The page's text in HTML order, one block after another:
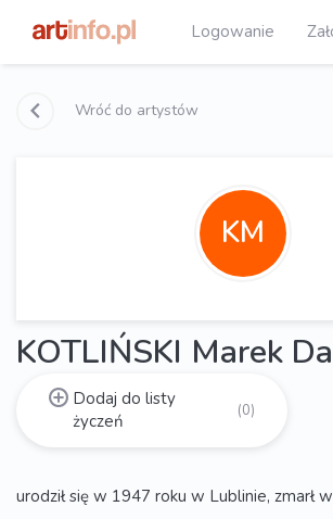
Logowanie
Wróć do artystów
KM
KOTLIŃSKI Marek
Dodaj do listy
życzeń
(0)
urodził się w 1947 roku w Lublinie, zmarł